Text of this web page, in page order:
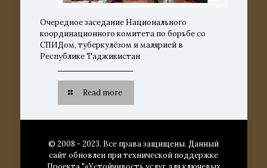
Очередное заседание Национального
координационного комитета по борьбе со
СПИДом, туберкулёзом и малярией в
Республике Таджикистан
Read more
© 2008 - 2023. Все права защищены. Данный
сайт обновлен при технической поддержке